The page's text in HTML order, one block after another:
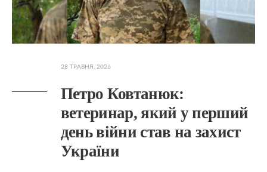
28 ТРАВНЯ, 2026
Петро Ковтанюк:
ветеринар, який у перший
день війни став на захист
України